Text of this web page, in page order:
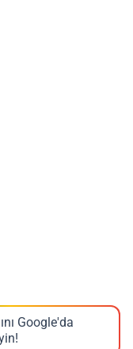
Google'da